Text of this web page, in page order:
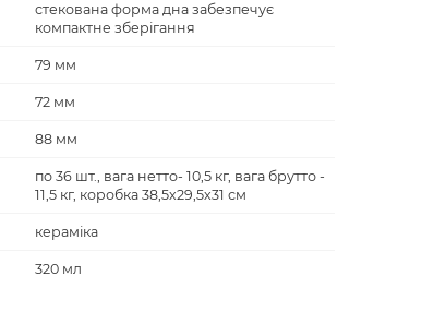
стекована форма дна забезпечує
компактне зберігання
79 мм
72 мм
88 мм
по 36 шт., вага нетто- 10,5 кг, вага брутто -
11,5 кг, коробка 38,5х29,5х31 см
кераміка
320 мл